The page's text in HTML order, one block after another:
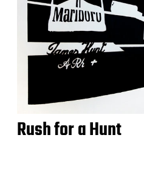
Rush for a Hunt